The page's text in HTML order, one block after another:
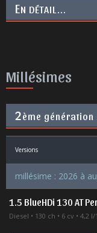
EN DÉTAIL...
Millésimes
2ème
Versions
millésime : 2026 à
1.5 BlueHDi 130 AT
Diesel 130 ch 6 cv 4,2 l/